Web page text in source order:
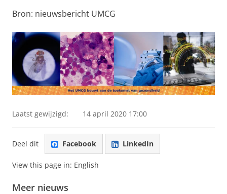
Bron: nieuwsbericht UMCG
Laatst gewijzigd: 14 april 2020 17:00
Deel dit Facebook LinkedIn
View this page in: English
Meer nieuws